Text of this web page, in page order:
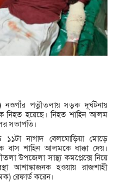
নওগাঁর পত্নীতলায় সড়ক দূর্ঘটনায়
হয়েছে। নিহত শাহিন আলম
সভাপতি।
১১টা নাগাদ বেলঘোড়িয়া মোড়ে
বাস শাহিন আলমকে ধাক্কা দেয়।
উপজেলা সাস্থ্য কমপ্লেক্সে নিয়ে
আশাঙ্কাজনক হওয়ায় রাজশাহী
রেফার্ড করেন।